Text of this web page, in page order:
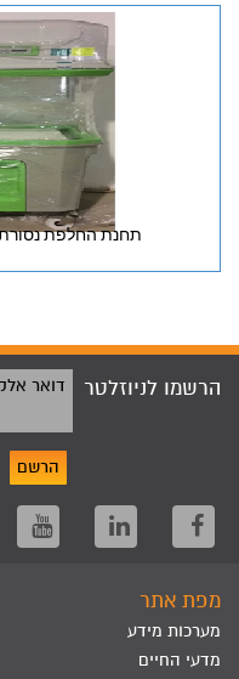
תחנת החלפת נסורת
הרשמו לניוזלטר דואר
הרשם
מפת אתר
מערכות מידע
מדעי החיים